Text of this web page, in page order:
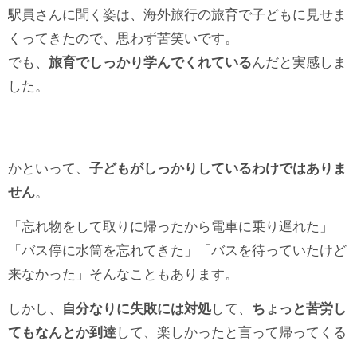
駅員さんに聞く姿は、海外旅行の旅育で子どもに見せま
くってきたので、思わず苦笑いです。
でも、 旅育でしっかり学んでくれているんだと実感しま
した。
かといって、 子どもがしっかりしているわけではありま
せん。
「忘れ物をして取りに帰ったから電車に乗り遅れた」
「バス停に水筒を忘れてきた」「バスを待っていたけど
来なかった」そんなこともあります。
しかし、 自分なりに失敗には対処して、 ちょっと苦労し
てもなんとか到達 して、楽しかったと言って帰ってくる